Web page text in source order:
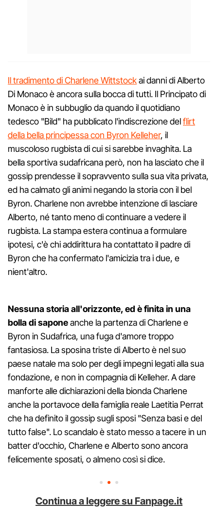
Il tradimento di Charlene Wittstockai danni di Alberto
Di Monaco è ancora sulla bocca di tutti. Il Principato di
Monaco è in subbuglio da quando il quotidiano
tedesco "Bild" ha pubblicato l'indiscrezione delflirt
della bella principessa con Byron Kelleher, il
muscoloso rugbista di cui si sarebbe invaghita. La
bella sportiva sudafricana però, non ha lasciato che il
gossip prendesse il sopravvento sulla sua vita privata,
ed ha calmato gli animi negando la storia con il bel
Byron. Charlene non avrebbe intenzione di lasciare
Alberto, né tanto meno di continuare a vedere il
rugbista. La stampa estera continua a formulare
ipotesi, c'è chi addirittura ha contattato il padre di
Byron che ha confermato l'amicizia tra i due, e
nient'altro.
Nessuna storia all'orizzonte, ed è finita in una
bolla di saponeanche la partenza di Charlene e
Byron in Sudafrica, una fuga d'amore troppo
fantasiosa. La sposina triste di Alberto è nel suo
paese natale ma solo per degli impegni legati alla sua
fondazione, e non in compagnia di Kelleher. A dare
manforte alle dichiarazioni della bionda Charlene
anche la portavoce della famiglia reale Laetitia Perrat
che ha definito il gossip sugli sposi "Senza basi e del
tutto false". Lo scandalo è stato messo a tacere in un
batter d'occhio, Charlene e Alberto sono ancora
felicemente sposati, o almeno così si dice.
Continua a leggere su Fanpage.it